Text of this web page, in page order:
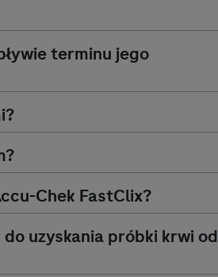
terminu jego
Chek FastClix?
uzyskania próbki krwi od